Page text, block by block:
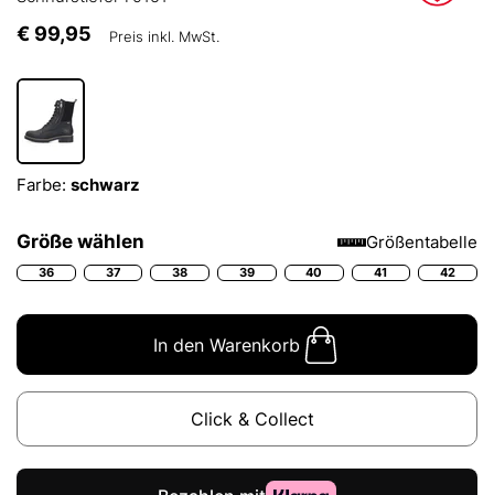
€ 99,95 Preis inkl. MwSt.
Farbe: schwarz
Größe wählen Größentabelle
36 37 38 39 40 41 42
In den Warenkorb
Click & Collect